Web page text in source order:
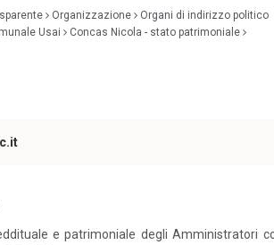
Organizzazione
Organi di indirizzo politico
Usai Concas Nicola - stato patrimoniale
e patrimoniale degli Amministratori